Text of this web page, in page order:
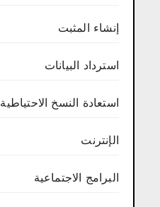
إنشاء المثبت
استرداد البيانات
استعادة النسخ الاحتياطية
الإنترنت
البرامج الاجتماعية